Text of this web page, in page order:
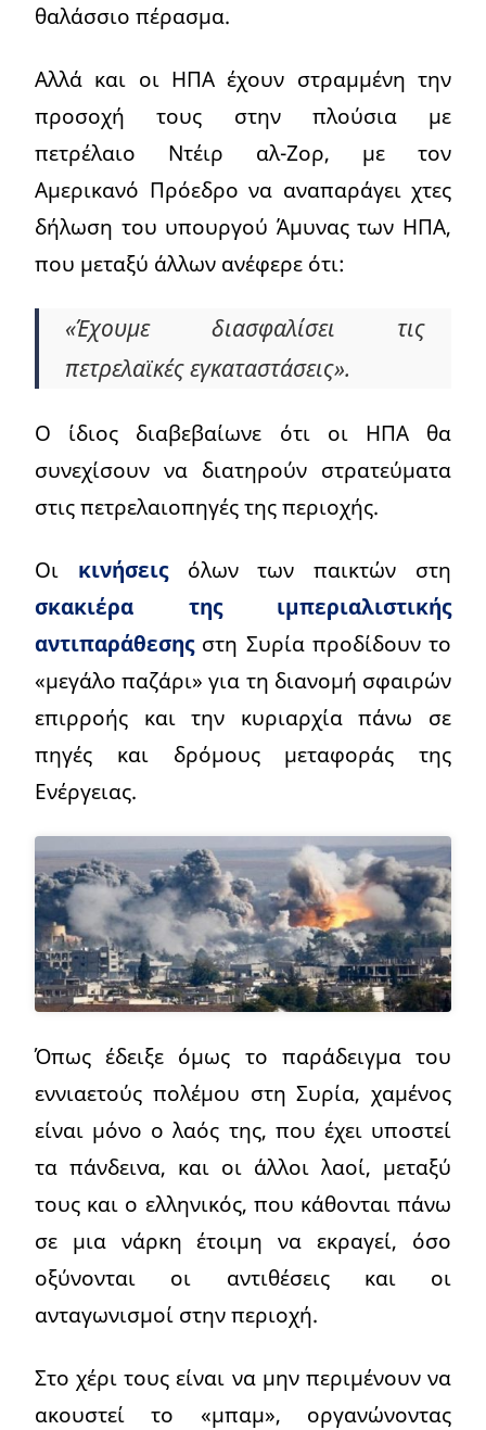
θαλάσσιο πέρασμα.
Αλλά και οι ΗΠΑ έχουν στραμμένη την
προσοχή τους στην πλούσια με
πετρέλαιο Ντέιρ αλ-Ζορ, με τον
Αμερικανό Πρόεδρο να αναπαράγει χτες
δήλωση του υπουργού Άμυνας των ΗΠΑ,
που μεταξύ άλλων ανέφερε ότι:
«Έχουμε διασφαλίσει τις
πετρελαϊκές εγκαταστάσεις».
Ο ίδιος διαβεβαίωνε ότι οι ΗΠΑ θα
συνεχίσουν να διατηρούν στρατεύματα
στις πετρελαιοπηγές της περιοχής.
Οι κινήσειςόλων των παικτών στη
σκακιέρα της ιμπεριαλιστικής
αντιπαράθεσηςστη Συρία προδίδουν το
«μεγάλο παζάρι» για τη διανομή σφαιρών
επιρροής και την κυριαρχία πάνω σε
πηγές και δρόμους μεταφοράς της
Ενέργειας.
Όπως έδειξε όμως το παράδειγμα του
εννιαετούς πολέμου στη Συρία, χαμένος
είναι μόνο ο λαός της, που έχει υποστεί
τα πάνδεινα, και οι άλλοι λαοί, μεταξύ
τους και ο ελληνικός, που κάθονται πάνω
σε μια νάρκη έτοιμη να εκραγεί, όσο
οξύνονται οι αντιθέσεις και οι
ανταγωνισμοί στην περιοχή.
Στο χέρι τους είναι να μην περιμένουν να
ακουστεί το «μπαμ», οργανώνοντας